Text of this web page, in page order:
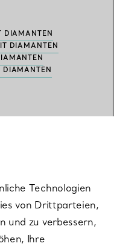
DIAMANTEN
DIAMANTEN
DIAMANTEN
durch ein klassisches
in Platin und
auffälligen Look
Technologien
von Drittparteien,
und zu verbessern,
Ihre